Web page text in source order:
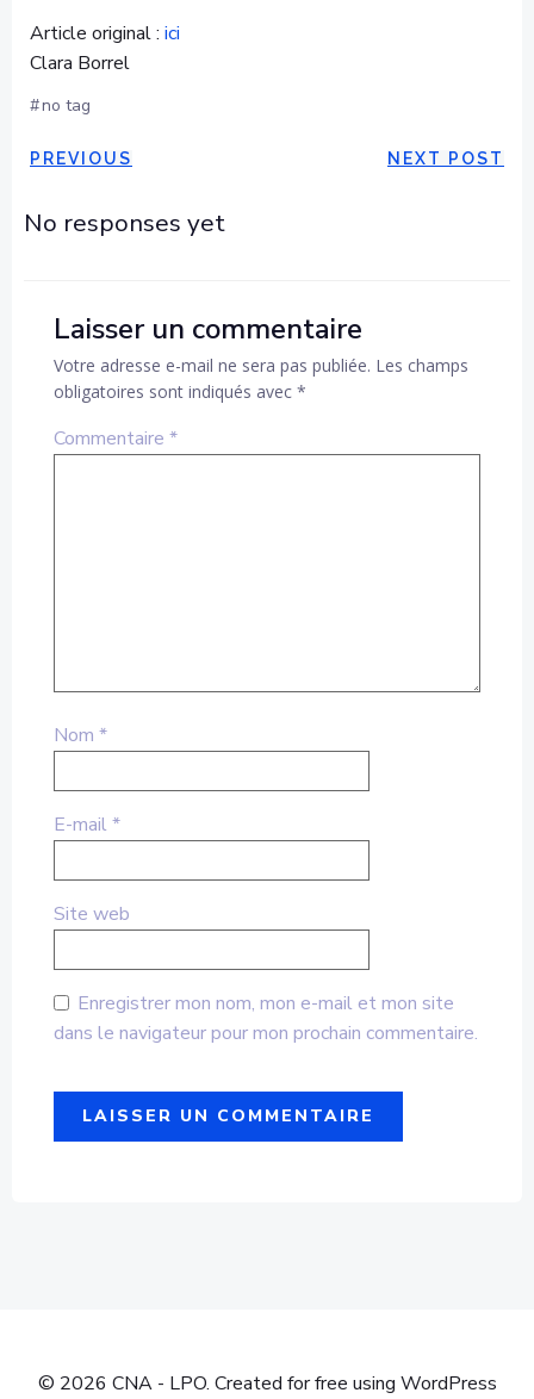
Article original : ici
Clara Borrel
#no tag
POST
NAVIGATION
PREVIOUS
POSTNEXT POST
No responses yet
Laisser un commentaire
Votre adresse e-mail ne sera pas publiée. Les champs
obligatoires sont indiqués avec *
Commentaire *
Nom *
E-mail *
Site web
Enregistrer mon nom, mon e-mail et mon site
dans le navigateur pour mon prochain commentaire.
© 2026 CNA - LPO. Created for free using WordPress